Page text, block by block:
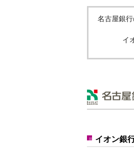
名古屋銀
イ
イオン銀